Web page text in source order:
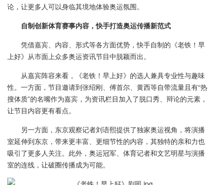
论，让更多人可以身临其境地体验奥运氛围。
自制创新体育赛事内容，快手打造奥运传播新范式
凭借嘉宾、内容、形式等各方面优势，快手自制的《老铁！早
上好》从市面上众多奥运资讯节目中脱颖而出。
从嘉宾阵容来看，《老铁！早上好》的选人兼具专业性与趣味
性。一方面，节目邀请到张绍刚、傅首尔、黄西等自带流量且有“热
搜体质”的名嘴作为嘉宾，为资讯栏目加入了脱口秀、辩论的元素，
让节目内容更有看点。
另一方面，东京观察记者刘语熙提供了独家奥运视角，将演播
室延伸到东京，带来更丰富、更细节性的内容，其独特的亲和力也
吸引了更多人关注。此外，奥运冠军、体育记者和文艺明星与演播
室的连线，让破圈传播成为可能。